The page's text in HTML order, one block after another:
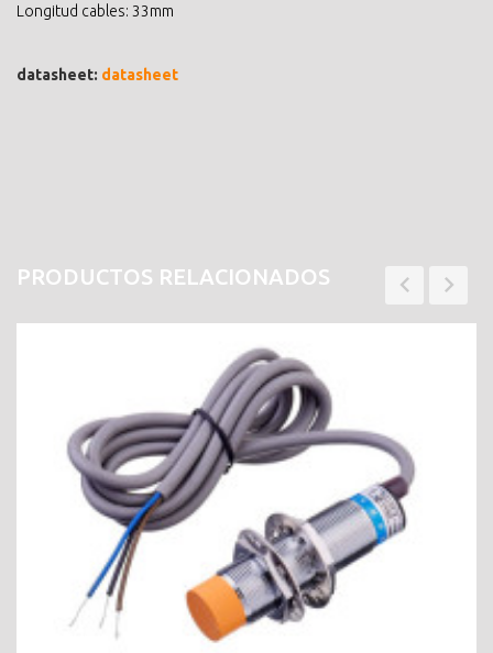
Longitud cables: 33mm
datasheet: datasheet
PRODUCTOS RELACIONADOS